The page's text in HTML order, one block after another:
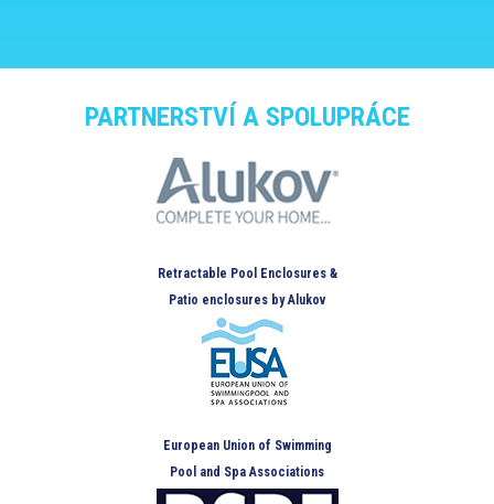
PARTNERSTVÍ A SPOLUPRÁCE
Retractable Pool Enclosures &
Patio enclosures by Alukov
European Union of Swimming
Pool and Spa Associations